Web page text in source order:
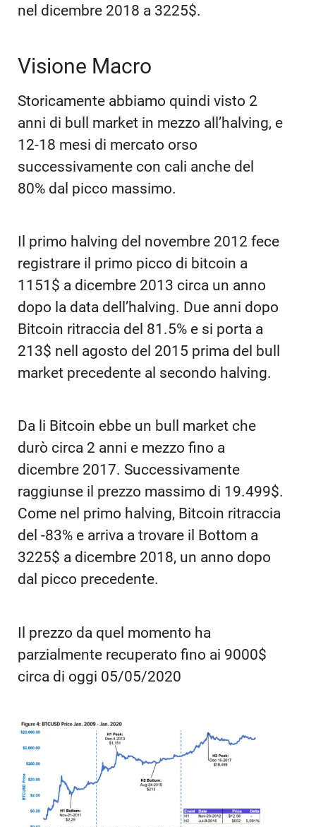
nel dicembre 2018 a 3225$.
Visione Macro
Storicamente abbiamo quindi visto 2
anni di bull market in mezzo all’halving, e
12-18 mesi di mercato orso
successivamente con cali anche del
80% dal picco massimo.
Il primo halving del novembre 2012 fece
registrare il primo picco di bitcoin a
1151$ a dicembre 2013 circa un anno
dopo la data dell’halving. Due anni dopo
Bitcoin ritraccia del 81.5% e si porta a
213$ nell agosto del 2015 prima del bull
market precedente al secondo halving.
Da li Bitcoin ebbe un bull market che
durò circa 2 anni e mezzo fino a
dicembre 2017. Successivamente
raggiunse il prezzo massimo di 19.499$.
Come nel primo halving, Bitcoin ritraccia
del -83% e arriva a trovare il Bottom a
3225$ a dicembre 2018, un anno dopo
dal picco precedente.
Il prezzo da quel momento ha
parzialmente recuperato fino ai 9000$
circa di oggi 05/05/2020